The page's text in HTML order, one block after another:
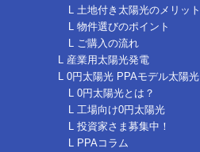
L 土地付き太陽光のメリット
L 物件選びのポイント
L ご購入の流れ
L 産業用太陽光発電
L 0円太陽光 PPAモデル太陽光
L 0円太陽光とは？
L 工場向け0円太陽光
L 投資家さま募集中！
L PPAコラム